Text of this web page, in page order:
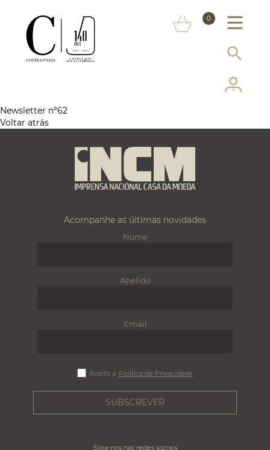
0
INFORMAÇÃO AO CONSUMIDOR
SERVIÇOS
MAIS CONTRASTARIA
LOJA ONLINE
Newsletter nº62
Voltar atrás
Acompanhe as últimas novidades
Nome
Apelido
Email
Aceito a Política de Privacidade
Siga-nos nas redes sociais